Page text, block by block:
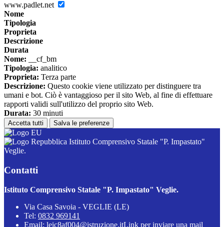
www.padlet.net
Nome
Tipologia
Proprieta
Descrizione
Durata
Nome: __cf_bm
Tipologia: analitico
Proprieta: Terza parte
Descrizione: Questo cookie viene utilizzato per distinguere tra
umani e bot. Ciò è vantaggioso per il sito Web, al fine di effettuare
rapporti validi sull'utilizzo del proprio sito Web.
Durata: 30 minuti
Accetta tutti Salva le preferenze
Istituto Comprensivo Statale "P. Impastato"
Veglie.
Contatti
Istituto Comprensivo Statale "P. Impastato" Veglie.
Via Casa Savoia - VEGLIE (LE)
Tel: 0832 969141
Email: leic8af004@istruzione.itLink per inviare una mail